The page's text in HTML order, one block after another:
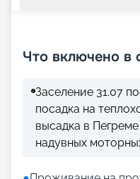
Что включено в
Заселение 31.07
посадка на
высадка в
надувных